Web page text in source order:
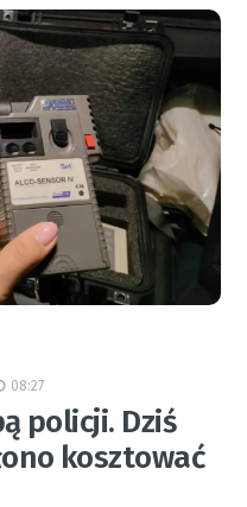
08:27
policji. Dziś
kosztować